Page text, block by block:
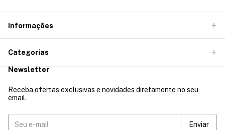
Informações
Categorias
Newsletter
Receba ofertas exclusivas e novidades diretamente no seu
email.